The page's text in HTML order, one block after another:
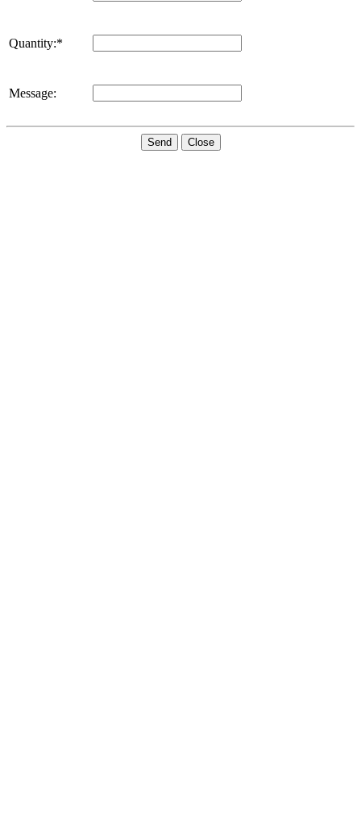
Quantity:*
Message:
Send Close